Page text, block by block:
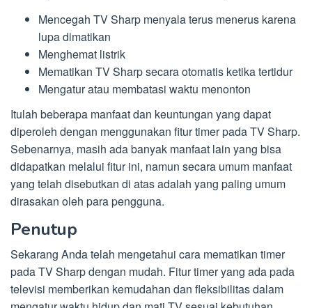
Mencegah TV Sharp menyala terus menerus karena
lupa dimatikan
Menghemat listrik
Mematikan TV Sharp secara otomatis ketika tertidur
Mengatur atau membatasi waktu menonton
Itulah beberapa manfaat dan keuntungan yang dapat
diperoleh dengan menggunakan fitur timer pada TV Sharp.
Sebenarnya, masih ada banyak manfaat lain yang bisa
didapatkan melalui fitur ini, namun secara umum manfaat
yang telah disebutkan di atas adalah yang paling umum
dirasakan oleh para pengguna.
Penutup
Sekarang Anda telah mengetahui cara mematikan timer
pada TV Sharp dengan mudah. Fitur timer yang ada pada
televisi memberikan kemudahan dan fleksibilitas dalam